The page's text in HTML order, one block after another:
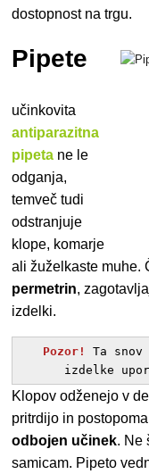
dostopnost na trgu.
Pipete
učinkovita
antiparazitna
pipeta ne le
odganja,
temveč tudi
odstranjuje
klope, komarje
ali žuželkaste muhe.
permetrin,
izdelki.
Pozor! Ta
izdelke
Klopov odženejo v
pritrdijo in
odbojen učinek. Ne
samicam. Pipeto